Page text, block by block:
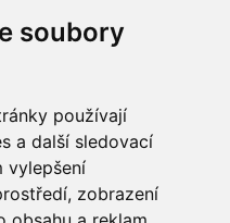
soubory
používají
a další sledovací
vylepšení
zobrazení